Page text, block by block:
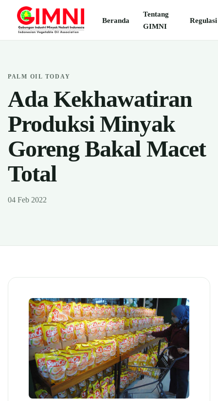
Beranda
Tentang
GIMNI
Regulasi
PALM OIL TODAY
Ada Kekhawatiran
Produksi Minyak
Goreng Bakal Macet
Total
04 Feb 2022